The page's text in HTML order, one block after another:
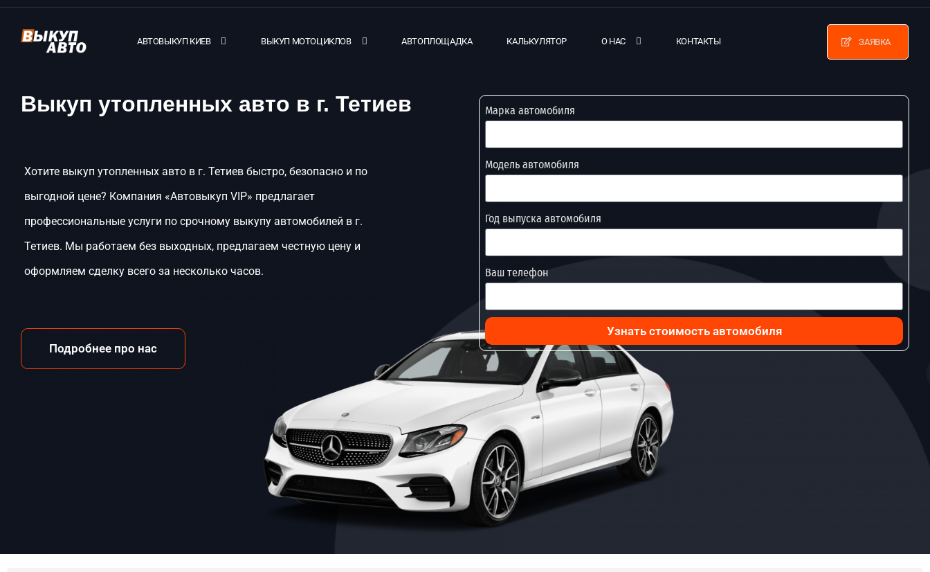
АВТОВЫКУП КИЕВ ВЫКУП МОТОЦИКЛОВ АВТОПЛОЩАДКА КАЛЬКУЛЯТОР О НАС КОНТАКТЫ ЗАЯВКА
Выкуп утопленных авто в г. Тетиев
Хотите выкуп утопленных авто в г. Тетиев быстро, безопасно и по
выгодной цене? Компания «Автовыкуп VIP» предлагает
профессиональные услуги по срочному выкупу автомобилей в г.
Тетиев. Мы работаем без выходных, предлагаем честную цену и
оформляем сделку всего за несколько часов.
Подробнее про нас
Марка автомобиля
Модель автомобиля
Год выпуска автомобиля
Ваш телефон
Узнать стоимость автомобиля